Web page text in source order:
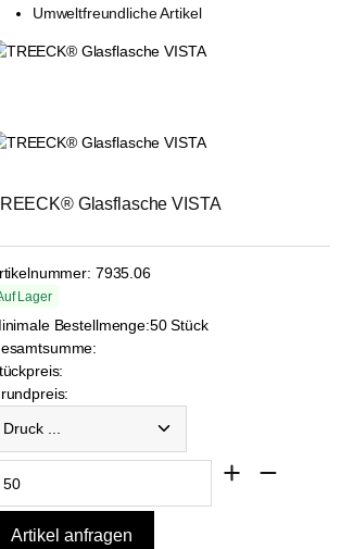
Umweltfreundliche Artikel
Glasflasche VISTA
7935.06
Lager
Bestellmenge:50 Stück